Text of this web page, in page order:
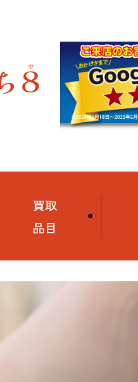
買取
品目